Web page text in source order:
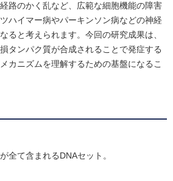
路のかく乱など、広範な細胞機能の障害
ハイマー病やパーキンソン病などの神経
ると考えられます。今回の研究成果は、
タンパク質が合成されることで発症する
カニズムを理解するための基盤になるこ
全て含まれるDNAセット。